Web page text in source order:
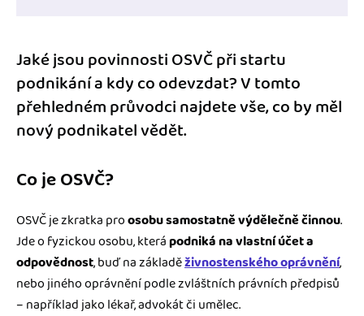
Jaké jsou povinnosti OSVČ při startu
podnikání a kdy co odevzdat? V tomto
přehledném průvodci najdete vše, co by měl
nový podnikatel vědět.
Co je OSVČ?
OSVČ je zkratka proosobu samostatně výdělečně činnou.
Jde o fyzickou osobu, kterápodniká na vlastní účet a
odpovědnost, buď na základěživnostenského oprávnění,
nebo jiného oprávnění podle zvláštních právních předpisů
– například jako lékař, advokát či umělec.